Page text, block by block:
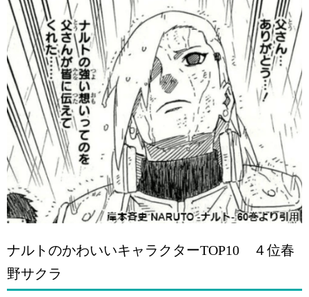
ナルトのかわいいキャラクターTOP10 ４位春
野サクラ